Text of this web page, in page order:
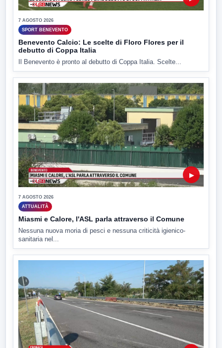
7 AGOSTO 2026
SPORT BENEVENTO
Benevento Calcio: Le scelte di Floro Flores per il
debutto di Coppa Italia
Il Benevento è pronto al debutto di Coppa Italia. Scelte...
▶
7 AGOSTO 2026
ATTUALITÀ
Miasmi e Calore, l'ASL parla attraverso il Comune
Nessuna nuova moria di pesci e nessuna criticità igienico-
sanitaria nel...